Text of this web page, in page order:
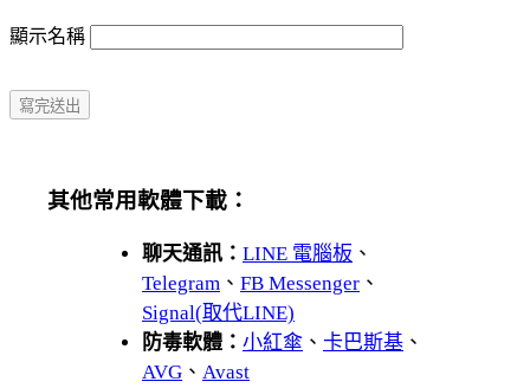
顯示名稱
其他常用軟體下載：
聊天通訊： LINE 電腦板 、
Telegram 、 FB Messenger 、
Signal(取代LINE)
防毒軟體： 小紅傘 、 卡巴斯基 、
AVG 、 Avast